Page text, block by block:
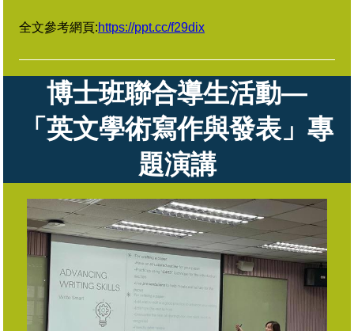
全文參考網頁:https://ppt.cc/f29dix
博士班聯合導生活動—
「英文學術寫作與發表」專
題演講